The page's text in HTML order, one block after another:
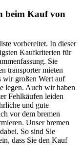
beim Kauf von
vorbereitet. In dieser
Kaufkriterien für
Sie
transporter mieten
wir großen Wert auf
legen. Auch wir haben
Fehlkäufen leiden
und gute
vor dem bremen
Unser bremen
So sind Sie
dass Sie den Kauf